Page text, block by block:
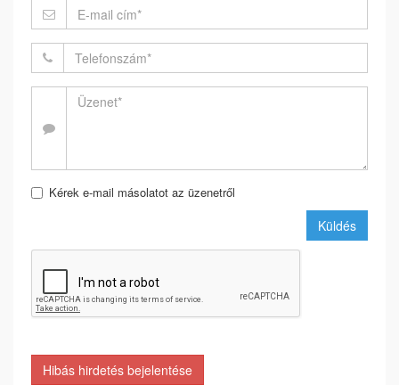
Kérek e-mail másolatot az üzenetről
Küldés
Hibás hirdetés bejelentése